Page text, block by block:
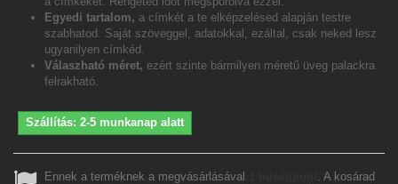
Egyedi tartalom, a címkét a te elképzelésed alapján testre
szabhatod. Saját szöveggel, adatokkal, ezáltal, csak neked lesz
ugyanilyen címkéd.
Válaszható méret, ezért szinte bármilyen méretű üveg palackra
felrakható.
Szállítás: 2-5 munkanap alatt
Ennek a terméknek a megvásárlásával
. A kosárad